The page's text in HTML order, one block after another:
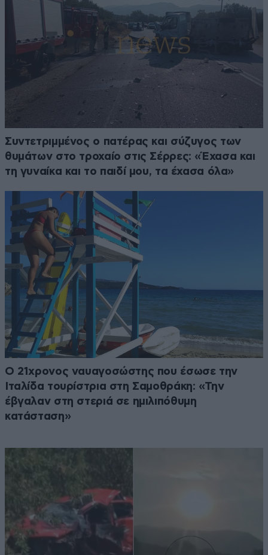
Συντετριμμένος ο πατέρας και σύζυγος των
θυμάτων στο τροχαίο στις Σέρρες: «Έχασα και
τη γυναίκα και το παιδί μου, τα έχασα όλα»
Ο 21χρονος ναυαγοσώστης που έσωσε την
Ιταλίδα τουρίστρια στη Σαμοθράκη: «Την
έβγαλαν στη στεριά σε ημιλιπόθυμη
κατάσταση»